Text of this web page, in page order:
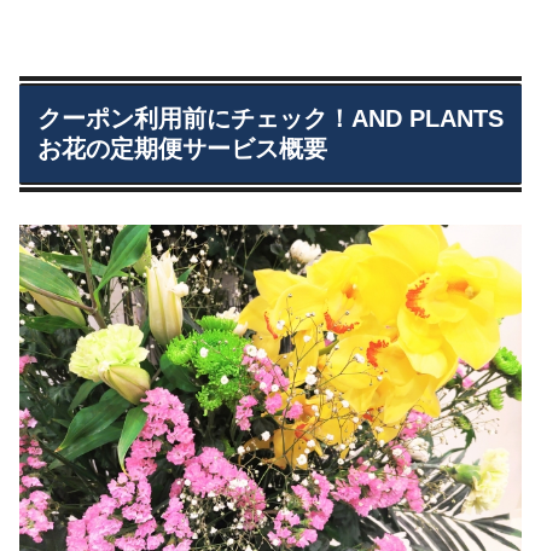
クーポン利用前にチェック！AND PLANTS
お花の定期便サービス概要